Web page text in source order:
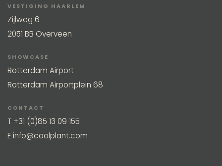
VESTIGING HAARLEM
Zijlweg 6
2051 BB Overveen
SHOWCASE
Rotterdam Airport
Rotterdam Airportplein 68
CONTACT
T +31 (0)85 13 09 155
Einfo@coolplant.com